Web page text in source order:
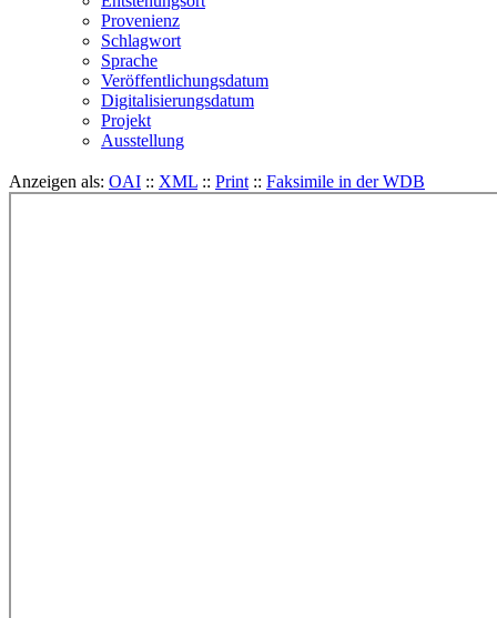
Provenienz
Schlagwort
Sprache
Veröffentlichungsdatum
Digitalisierungsdatum
Projekt
Ausstellung
Anzeigen als: OAI :: XML :: Print :: Faksimile in der WDB